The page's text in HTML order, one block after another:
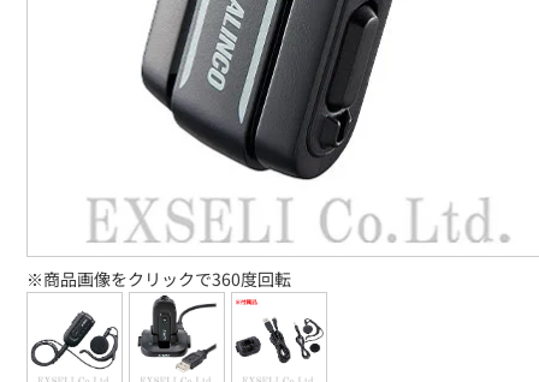
※商品画像をクリックで360度回転